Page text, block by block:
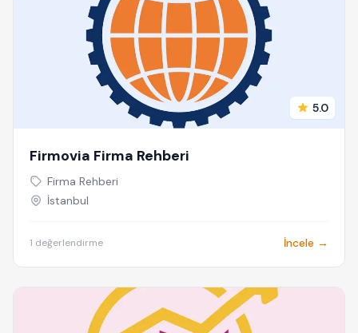
5.0
Firmovia Firma Rehberi
Firma Rehberi
İstanbul
1 değerlendirme İncele →